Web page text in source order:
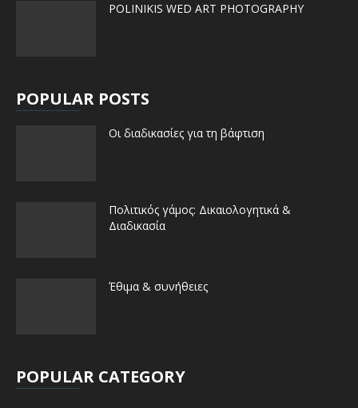
POLINIKIS WED ART PHOTOGRAPHY
POPULAR POSTS
Οι διαδικασίες για τη βάφτιση
Πολιτικός γάμος: Δικαιολογητικά &
Διαδικασία
Έθιμα & συνήθειες
POPULAR CATEGORY